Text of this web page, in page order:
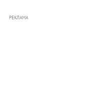
РЕКЛАМА